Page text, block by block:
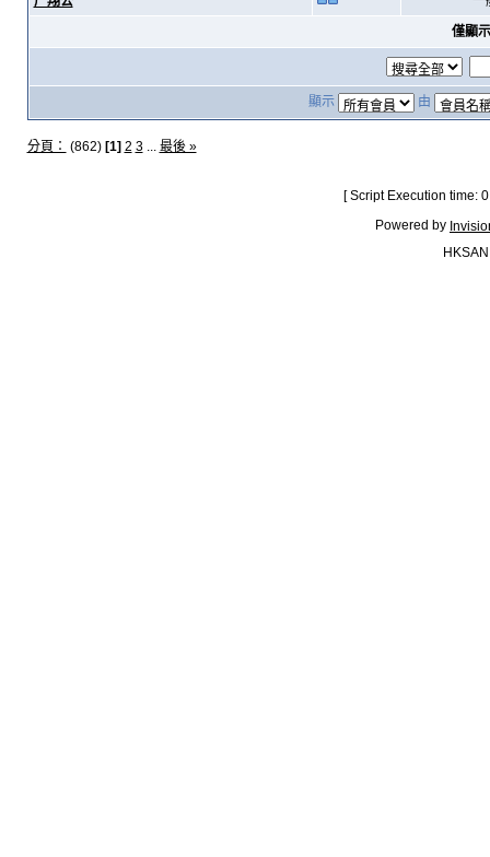
僅顯
顯示 由
分頁： (862) [1] 2 3... 最後 »
[ Script Execution time:
Powered by